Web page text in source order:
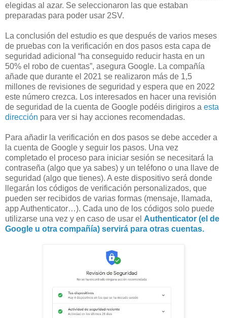
elegidas al azar. Se seleccionaron las que estaban
preparadas para poder usar 2SV.
La conclusión del estudio es que después de varios meses
de pruebas con la verificación en dos pasos esta capa de
seguridad adicional “ha conseguido reducir hasta en un
50% el robo de cuentas”, asegura Google. La compañía
añade que durante el 2021 se realizaron más de 1,5
millones de revisiones de seguridad y espera que en 2022
este número crezca. Los interesados en hacer una revisión
de seguridad de la cuenta de Google podéis dirigiros a esta
dirección para ver si hay acciones recomendadas.
Para añadir la verificación en dos pasos se debe acceder a
la cuenta de Google y seguir los pasos. Una vez
completado el proceso para iniciar sesión se necesitará la
contraseña (algo que ya sabes) y un teléfono o una llave de
seguridad (algo que tienes). A este dispositivo será donde
llegarán los códigos de verificación personalizados, que
pueden ser recibidos de varias formas (mensaje, llamada,
app Authenticator…). Cada uno de los códigos solo puede
utilizarse una vez y en caso de usar el Authenticator (el de
Google u otra compañía) servirá para otras cuentas.